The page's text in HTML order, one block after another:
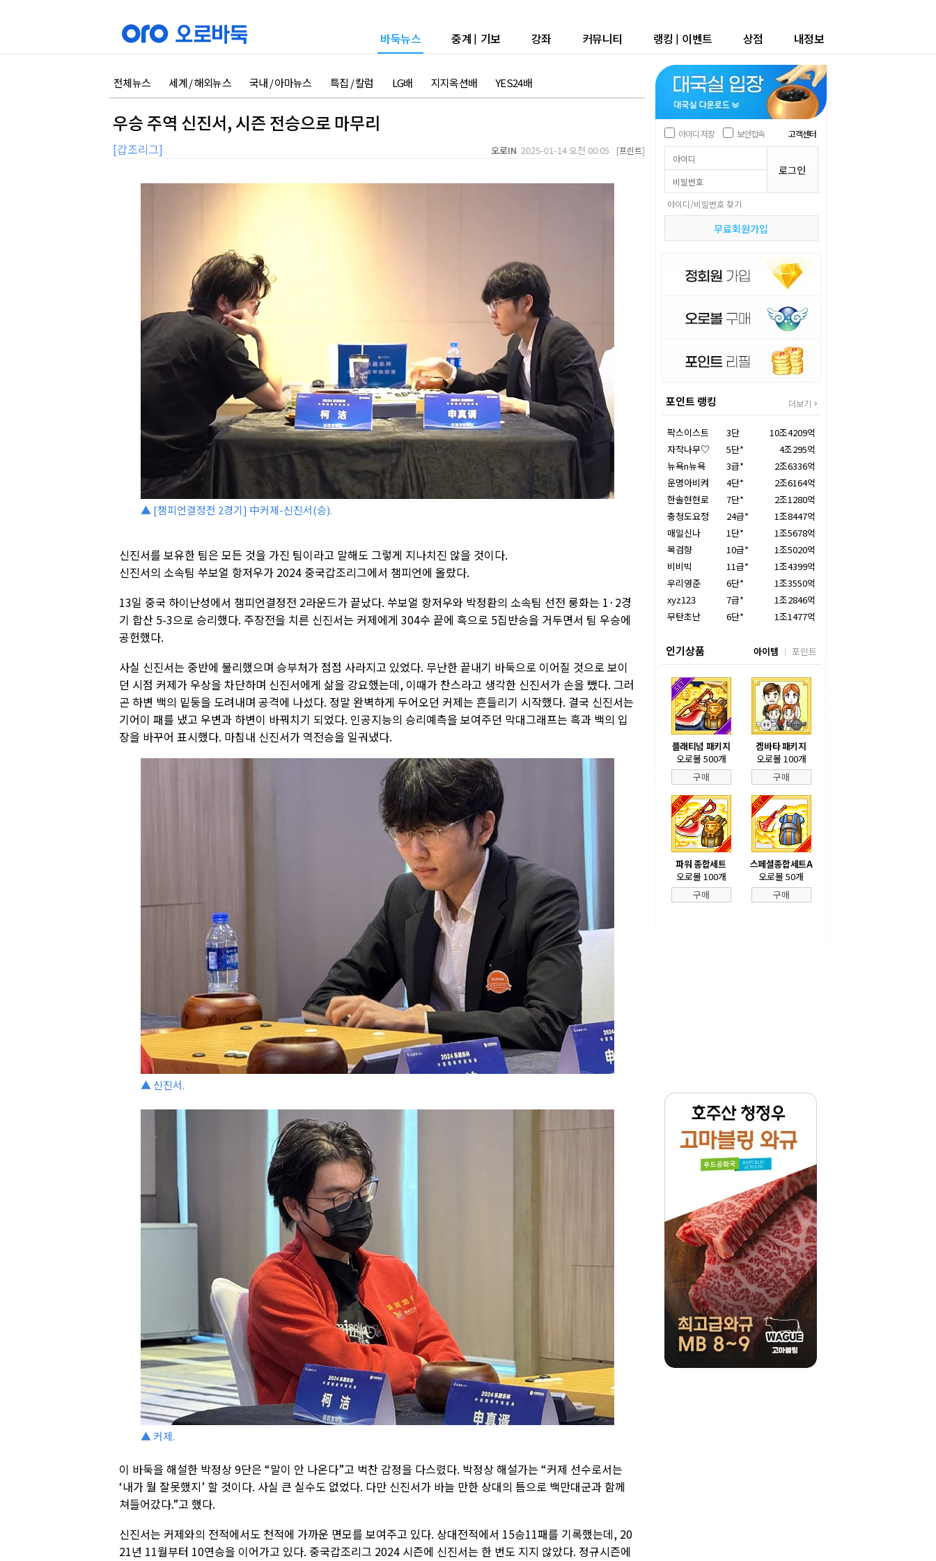
바둑뉴스 중계 | 기보 강좌 커뮤니티 랭킹 | 이벤트 상점 내정보
전체뉴스 세계 / 해외뉴스 국내 / 아마뉴스 특집 / 칼럼 LG배 지지옥션배 YES24배
우승 주역 신진서, 시즌 전승으로 마무리
[갑조리그] 오로IN 2025-01-14 오전 00:05 [프린트]
▲ [챔피언결정전 2경기] 中커제-신진서(승).
신진서를 보유한 팀은 모든 것을 가진 팀이라고 말해도 그렇게 지나치진 않을 것이다.
신진서의 소속팀 쑤보얼 항저우가 2024 중국갑조리그에서 챔피언에 올랐다.
13일 중국 하이난성에서 챔피언결정전 2라운드가 끝났다. 쑤보얼 항저우와 박정환의 소속팀 선전 룽화는 1·2경
기 합산 5-3으로 승리했다. 주장전을 치른 신진서는 커제에게 304수 끝에 흑으로 5집반승을 거두면서 팀 우승에
공헌했다.
사실 신진서는 중반에 불리했으며 승부처가 점점 사라지고 있었다. 무난한 끝내기 바둑으로 이어질 것으로 보이
던 시점 커제가 우상을 차단하며 신진서에게 삶을 강요했는데, 이때가 찬스라고 생각한 신진서가 손을 뺐다. 그러
곤 하변 백의 밑둥을 도려내며 공격에 나섰다. 정말 완벽하게 두어오던 커제는 흔들리기 시작했다. 결국 신진서는
기어이 패를 냈고 우변과 하변이 바꿔치기 되었다. 인공지능의 승리예측을 보여주던 막대그래프는 흑과 백의 입
장을 바꾸어 표시했다. 마침내 신진서가 역전승을 일궈냈다.
▲ 신진서.
▲ 커제.
이 바둑을 해설한 박정상 9단은 “말이 안 나온다”고 벅찬 감정을 다스렸다. 박정상 해설가는 “커제 선수로서는
‘내가 뭘 잘못했지’ 할 것이다. 사실 큰 실수도 없었다. 다만 신진서가 바늘 만한 상대의 틈으로 백만대군과 함께
쳐들어갔다.”고 했다.
신진서는 커제와의 전적에서도 천적에 가까운 면모를 보여주고 있다. 상대전적에서 15승11패를 기록했는데, 20
21년 11월부터 10연승을 이어가고 있다. 중국갑조리그 2024 시즌에 신진서는 한 번도 지지 않았다. 정규시즌에
아이디 저장 보안접속 고객센터
아이디/비밀번호 찾기
무료회원가입
포인트 랭킹 더보기
팍스이스트 3단
10조4209억
자작나무♡
5단*
4조295억
뉴욕n뉴욕
3급*
2조6336억
운명아비켜
4단*
2조6164억
한솔현현로
7단*
2조1280억
충청도요정
24급*
1조8447억
매일신나
1단*
1조5678억
목검향
10급*
1조5020억
비비빅
11급*
1조4399억
우리영준
6단*
1조3550억
xyz123
7급*
1조2846억
무탄초난
6단* 1조1477억
인기상품 아이템 포인트
플래티넘 패키지
오로볼 500개
구매
겜바타 패키지
오로볼 100개
구매
파워 종합세트
오로볼 100개
구매
스페셜종합세트A
오로볼 50개
구매